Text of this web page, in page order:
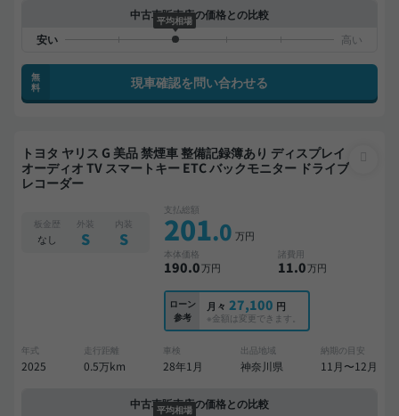
中古車販売店の価格との比較
平均相場
無
料
現車確認を問い合わせる
トヨタ ヤリス G 美品 禁煙車 整備記録簿あり ディスプレイ
オーディオ TV スマートキー ETC バックモニター ドライブ
レコーダー
板金歴
なし
外装
S
内装
S
支払総額
201.0 万円
本体価格
190.0万円
諸費用
11.0万円
ローン
参考
月々 27,100 円
※金額は変更できます。
年式
2025
走行距離
0.5万km
車検
28年1月
出品地域
神奈川県
納期の目安
11月〜12月
中古車販売店の価格との比較
平均相場